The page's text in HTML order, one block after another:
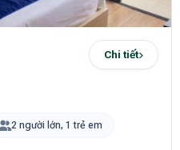
Chi tiết
2 người lớn, 1 trẻ em